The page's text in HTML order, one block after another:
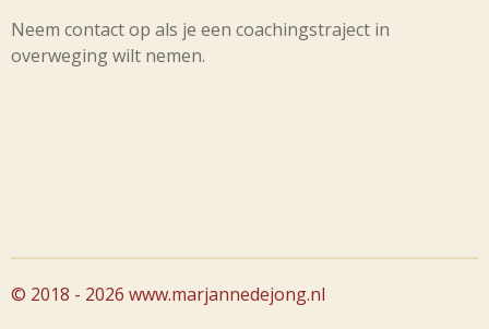
Neem contact op als je een coachingstraject in
overweging wilt nemen.
© 2018 - 2026 www.marjannedejong.nl